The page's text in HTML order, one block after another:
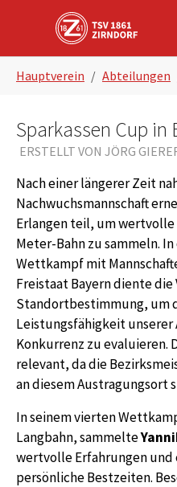
Skip to main navigation
Zum Hauptinhalt springen
Skip to page footer
Hauptverein Abteilungen
Sparkassen Cup in
ERSTELLT VON JÖRG
Nach einer längerer Zeit
Nachwuchsmannschaft
Erlangen teil, um
Meter-Bahn zu sammeln.
Wettkampf mit
Freistaat Bayern diente
Standortbestimmung, um
Leistungsfähigkeit
Konkurrenz zu evaluieren.
relevant, da die
an diesem Austragungsort
In seinem vierten
Langbahn, sammelte
wertvolle Erfahrungen
persönliche Bestzeiten.